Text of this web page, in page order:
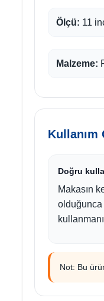
Ölçü: 11
Malzeme:
Kullanım
Doğru
Makasın
olduğunca
Not: Bu